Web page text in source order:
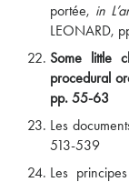
portée, in
LEONARD,
Some little
procedural
pp. 55-63
Les
513-539
Les